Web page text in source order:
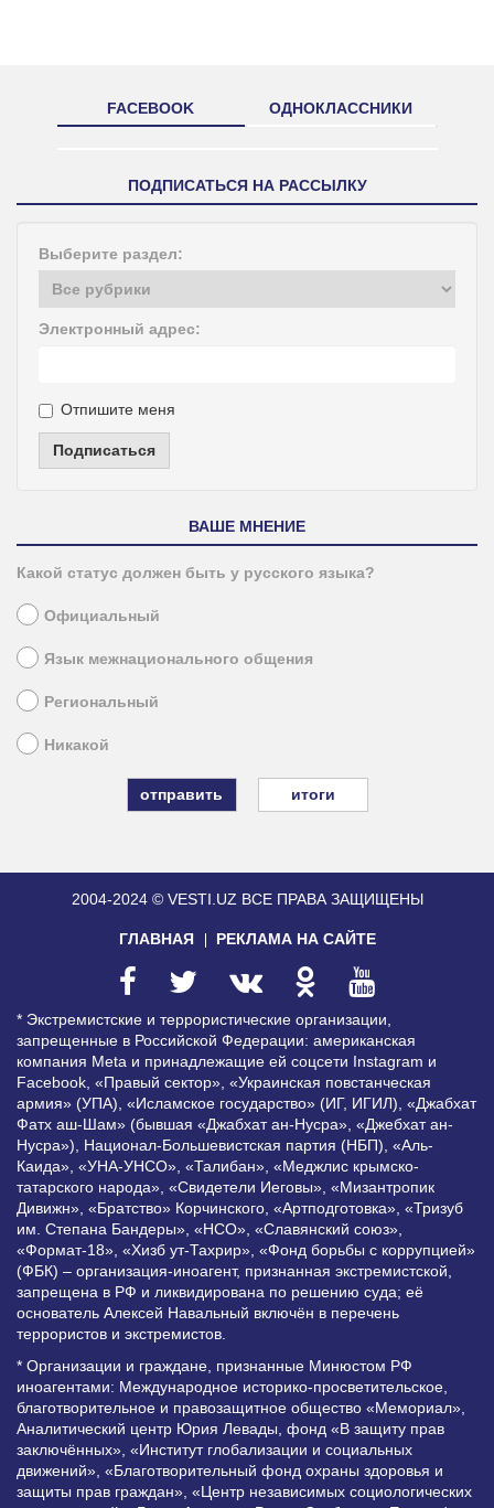
FACEBOOK ОДНОКЛАССНИКИ
ПОДПИСАТЬСЯ НА РАССЫЛКУ
Выберите раздел:
Электронный адрес:
Отпишите меня
Подписаться
ВАШЕ МНЕНИЕ
Какой статус должен быть у русского языка?
Официальный
Язык межнационального общения
Региональный
Никакой
итоги
2004-2024 © VESTI.UZ ВСЕ ПРАВА ЗАЩИЩЕНЫ
ГЛАВНАЯ РЕКЛАМА НА САЙТЕ
* Экстремистские и террористические организации,
запрещенные в Российской Федерации: американская
компания Meta и принадлежащие ей соцсети Instagram и
Facebook, «Правый сектор», «Украинская повстанческая
армия» (УПА), «Исламское государство» (ИГ, ИГИЛ), «Джабхат
Фатх аш-Шам» (бывшая «Джабхат ан-Нусра», «Джебхат ан-
Нусра»), Национал-Большевистская партия (НБП), «Аль-
Каида», «УНА-УНСО», «Талибан», «Меджлис крымско-
татарского народа», «Свидетели Иеговы», «Мизантропик
Дивижн», «Братство» Корчинского, «Артподготовка», «Тризуб
им. Степана Бандеры», «НСО», «Славянский союз»,
«Формат-18», «Хизб ут-Тахрир», «Фонд борьбы с коррупцией»
(ФБК) – организация-иноагент, признанная экстремистской,
запрещена в РФ и ликвидирована по решению суда; её
основатель Алексей Навальный включён в перечень
террористов и экстремистов.
* Организации и граждане, признанные Минюстом РФ
иноагентами: Международное историко-просветительское,
благотворительное и правозащитное общество «Мемориал»,
Аналитический центр Юрия Левады, фонд «В защиту прав
заключённых», «Институт глобализации и социальных
движений», «Благотворительный фонд охраны здоровья и
защиты прав граждан», «Центр независимых социологических